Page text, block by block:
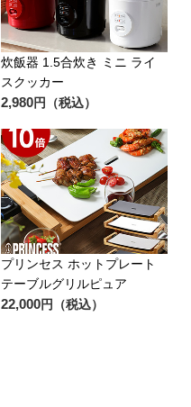
炊飯器 1.5合炊き ミニ ライ
スクッカー
2,980円（税込）
プリンセス ホットプレート
テーブルグリルピュア
22,000円（税込）